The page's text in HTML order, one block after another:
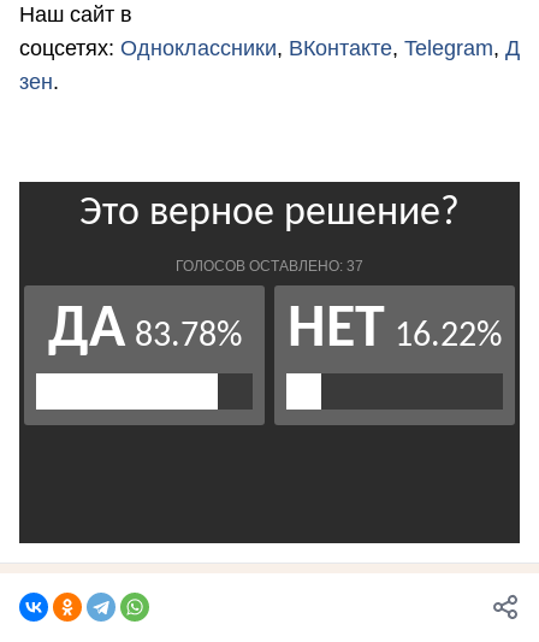
Наш сайт в
соцсетях: Одноклассники, ВКонтакте, Telegram, Д
зен.